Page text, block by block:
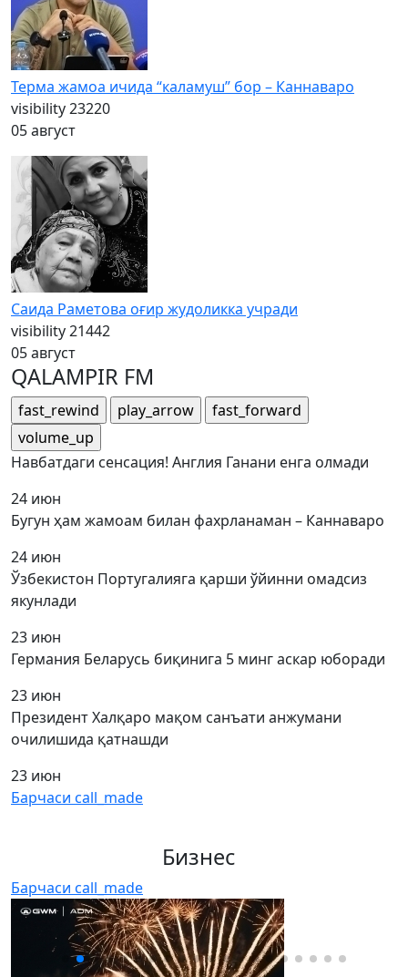
Терма жамоа ичида “каламуш” бор – Каннаваро
visibility23220
05 август
Саида Раметова оғир жудоликка учради
visibility21442
05 август
QALAMPIR FM
fast_rewind play_arrow
fast_forward
volume_up
Навбатдаги сенсация! Англия Ганани енга олмади
24 июн
Бугун ҳам жамоам билан фахрланаман – Каннаваро
24 июн
Ўзбекистон Португалияга қарши ўйинни омадсиз
якунлади
23 июн
Германия Беларусь биқинига 5 минг аскар юборади
23 июн
Президент Халқаро мақом санъати анжумани
очилишида қатнашди
23 июн
Барчаси call_made
Бизнес
Барчаси call_made